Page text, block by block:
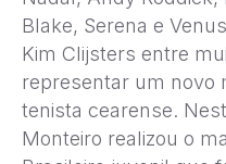
Blake, Serena e
Kim Clijsters entre
representar um novo
tenista cearense.
Monteiro realizou o